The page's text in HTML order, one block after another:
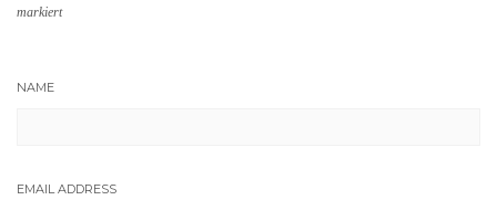
markiert
NAME
EMAIL ADDRESS